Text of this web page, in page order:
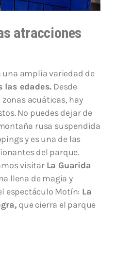
atracciones
una amplia variedad de
las edades. Desde
acuáticas, hay
No puedes dejar de
rusa suspendida
y es una de las
del parque.
visitar La Guarida
llena de magia y
espectáculo Motín: La
que cierra el parque